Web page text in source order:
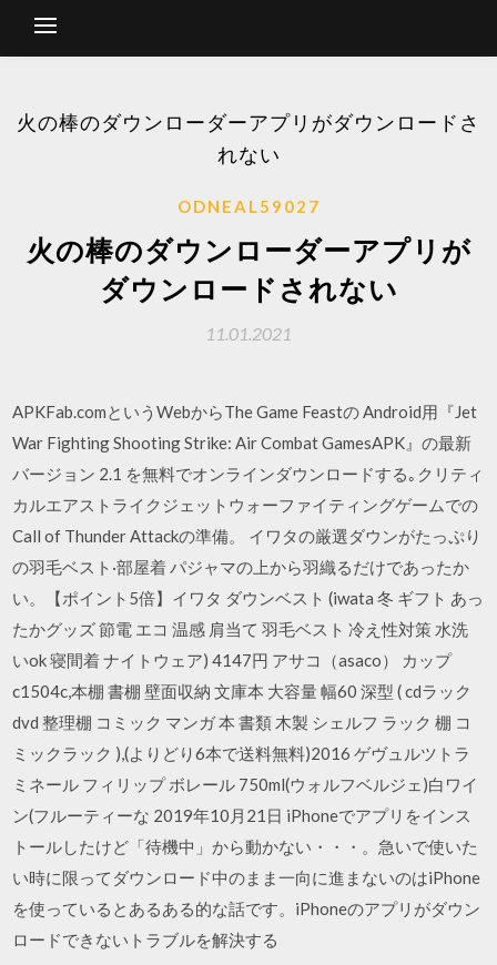
火の棒のダウンローダーアプリがダウンロードさ
れない
ODNEAL59027
火の棒のダウンローダーアプリが
ダウンロードされない
11.01.2021
APKFab.comというWebからThe Game Feastの Android用『Jet
War Fighting Shooting Strike: Air Combat GamesAPK』の最新
バージョン 2.1 を無料でオンラインダウンロードする｡クリティ
カルエアストライクジェットウォーファイティングゲームでの
Call of Thunder Attackの準備。 イワタの厳選ダウンがたっぷり
の羽毛ベスト·部屋着 パジャマの上から羽織るだけであったか
い。【ポイント5倍】イワタ ダウンベスト (iwata 冬 ギフト あっ
たかグッズ 節電 エコ 温感 肩当て 羽毛ベスト 冷え性対策 水洗
いok 寝間着 ナイトウェア) 4147円 アサコ（asaco） カップ
c1504c,本棚 書棚 壁面収納 文庫本 大容量 幅60 深型 ( cdラック
dvd 整理棚 コミック マンガ 本 書類 木製 シェルフ ラック 棚 コ
ミックラック ),(よりどり6本で送料無料)2016 ゲヴュルツトラ
ミネール フィリップ ボレール 750ml(ウォルフベルジェ)白ワイ
ン(フルーティーな 2019年10月21日 iPhoneでアプリをインス
トールしたけど「待機中」から動かない・・・。急いで使いた
い時に限ってダウンロード中のまま一向に進まないのはiPhone
を使っているとあるある的な話です。iPhoneのアプリがダウン
ロードできないトラブルを解決する